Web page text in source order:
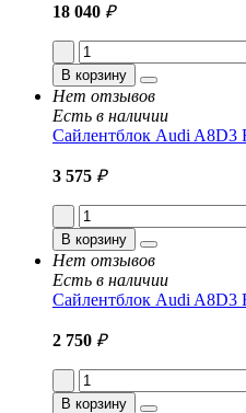
18 040 ₽
В корзину
Нет отзывов
Есть в наличии
Сайлентблок Audi A8D3
3 575 ₽
В корзину
Нет отзывов
Есть в наличии
Сайлентблок Audi A8D3
2 750 ₽
В корзину